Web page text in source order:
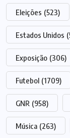
Eleições (523)
Estados Unidos
Exposição (306)
Futebol (1709)
GNR (958)
Música (263)